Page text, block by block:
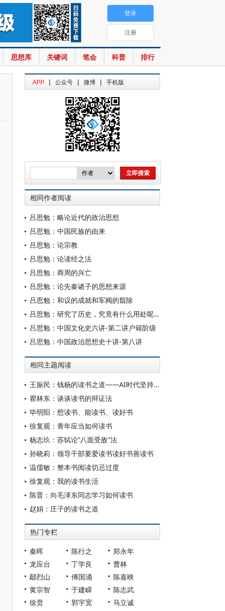
思想库 关键词 笔会 科普 排行
登录
注册
APP | 公众号 | 微博 | 手机版
相同作者阅读
吕思勉：略论近代的政治思想
吕思勉：中国民族的由来
吕思勉：论宗教
吕思勉：论读经之法
吕思勉：商周的兴亡
吕思勉：论先秦诸子的思想来源
吕思勉：和议的成就和军阀的翦除
吕思勉：研究了历史，究竟有什么用处呢？
吕思勉：中国文化史六讲-第二讲户籍阶级
吕思勉：中国政治思想史十讲-第八讲
相同主题阅读
王振民：钱杨的读书之道——AI时代坚持读纸书的重要性
瞿林东：谈谈读书的辩证法
毕明阳：想读书、能读书、读好书
徐复观：青年应当如何读书
杨志玖：苏轼论“八面受敌”法
孙晓莉：领导干部要爱读书读好书善读书
温儒敏：整本书阅读切忌过度
徐复观：我的读书生活
陈晋：向毛泽东同志学习如何读书
赵娟：庄子的读书之道
热门专栏
秦晖 陈行之
郑永年
龙应台
丁学良
曹林
鄢烈山
傅国涌
陈嘉映
黄宗智
于建嵘
陈志武
徐贲
郭宇宽
马立诚